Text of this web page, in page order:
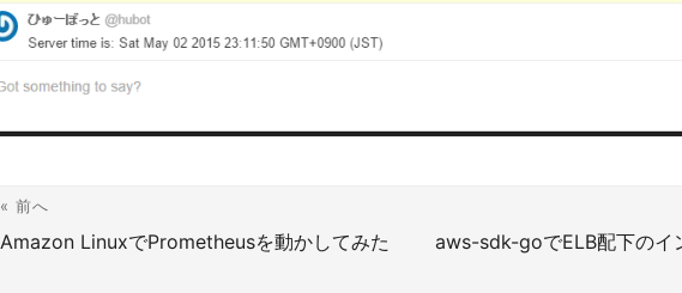
« 前へ
Amazon LinuxでPrometheusを動かしてみた aws-sdk-goでELB配下のイ